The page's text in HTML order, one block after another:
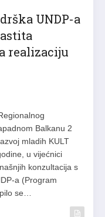
UNDP-a
realizaciju
Balkanu 2
mladih KULT
u vijećnici
konzultacija s
a (Program
se…